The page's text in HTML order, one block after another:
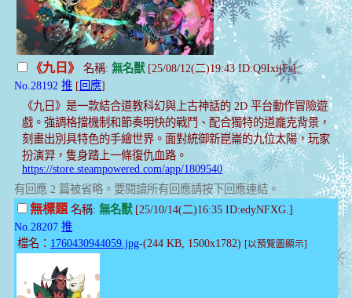
《九日》 名稱: 無名獸[25/08/12(二)19:43 ID:Q9IxijFs]
No.28192 推 [ 回應]
《九日》是一款結合道教科幻與上古神話的 2D 平台動作冒險遊
戲。強調格擋機制和節奏明快的戰鬥、配合獨特的道龐克背景，
刻畫出別具特色的手繪世界。面對統御新崑崙的九位太陽，玩家
扮演羿，隻身踏上一條復仇血路。
https://store.steampowered.com/app/1809540
有回應 2 篇被省略。要閱讀所有回應請按下回應連結。
無標題名稱: 無名獸[25/10/14(二)16:35 ID:edyNFXG.]
No.28207 推
檔名： 1760430944059.jpg-(244 KB, 1500x1782) [以預覽圖顯示]